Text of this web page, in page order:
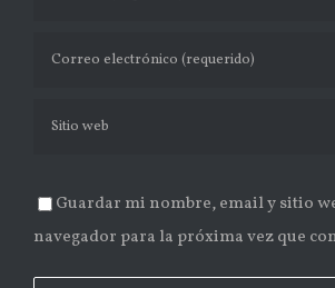
Guardar mi nombre, email y sitio
navegador para la próxima vez que